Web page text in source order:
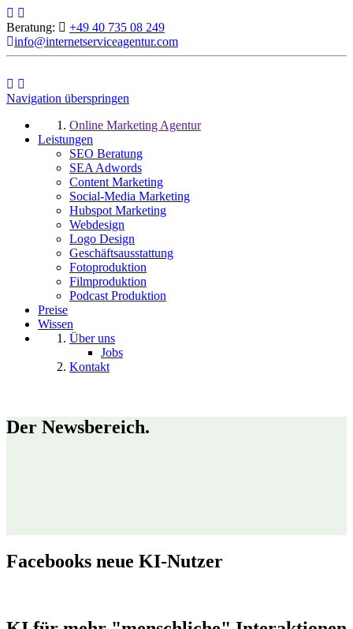
Beratung:
+49 40 735 08 249
info@internetserviceagentur.com
Navigation überspringen
Online Marketing Agentur
Leistungen
SEO Beratung
SEA Adwords
Content Marketing
Social-Media Marketing
Hubspot Marketing
Webdesign
Logo Design
Geschäftsausstattung
Fotoproduktion
Filmproduktion
Podcast Produktion
Preise
Wissen
Über uns
Jobs
Kontakt
Der Newsbereich.
Facebooks neue KI-Nutzer